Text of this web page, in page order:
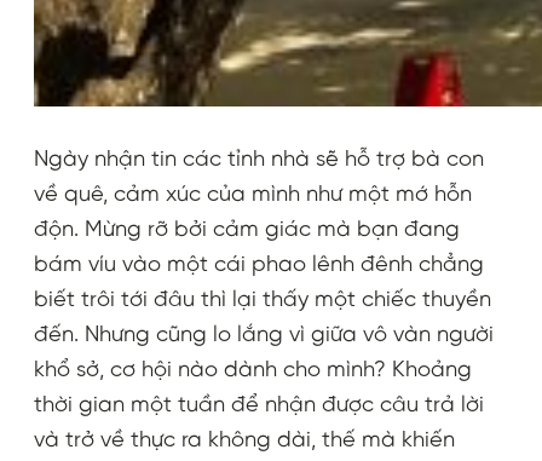
Ngày nhận tin các tỉnh nhà sẽ hỗ trợ bà con
về quê, cảm xúc của mình như một mớ hỗn
độn. Mừng rỡ bởi cảm giác mà bạn đang
bám víu vào một cái phao lênh đênh chẳng
biết trôi tới đâu thì lại thấy một chiếc thuyền
đến. Nhưng cũng lo lắng vì giữa vô vàn người
khổ sở, cơ hội nào dành cho mình? Khoảng
thời gian một tuần để nhận được câu trả lời
và trở về thực ra không dài, thế mà khiến